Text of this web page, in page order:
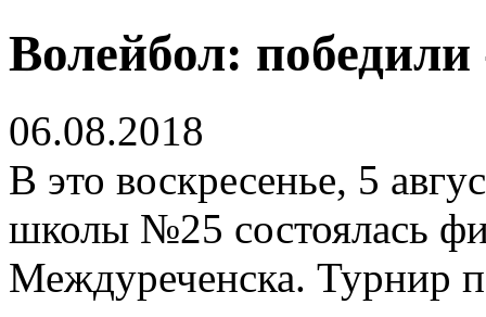
Волейбол:
06.08.2018
В это воскресенье, 5
школы №25 состоялась
Междуреченска. Турнир